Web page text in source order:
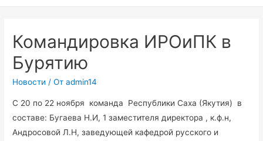
Командировка ИРОиПК в
Бурятию
Новости / От admin14
С 20 по 22 ноября команда Республики Саха (Якутия) в
составе: Бугаева Н.И, 1 заместителя директора , к.ф.н,
Андросовой Л.Н, заведующей кафедрой русского и